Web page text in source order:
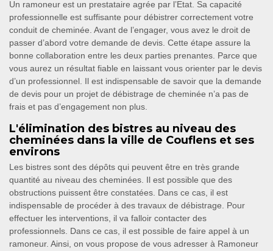
Un ramoneur est un prestataire agrée par l’Etat. Sa capacité
professionnelle est suffisante pour débistrer correctement votre
conduit de cheminée. Avant de l’engager, vous avez le droit de
passer d’abord votre demande de devis. Cette étape assure la
bonne collaboration entre les deux parties prenantes. Parce que
vous aurez un résultat fiable en laissant vous orienter par le devis
d’un professionnel. Il est indispensable de savoir que la demande
de devis pour un projet de débistrage de cheminée n’a pas de
frais et pas d’engagement non plus.
L'élimination des bistres au niveau des
cheminées dans la ville de Couflens et ses
environs
Les bistres sont des dépôts qui peuvent être en très grande
quantité au niveau des cheminées. Il est possible que des
obstructions puissent être constatées. Dans ce cas, il est
indispensable de procéder à des travaux de débistrage. Pour
effectuer les interventions, il va falloir contacter des
professionnels. Dans ce cas, il est possible de faire appel à un
ramoneur. Ainsi, on vous propose de vous adresser à Ramoneur